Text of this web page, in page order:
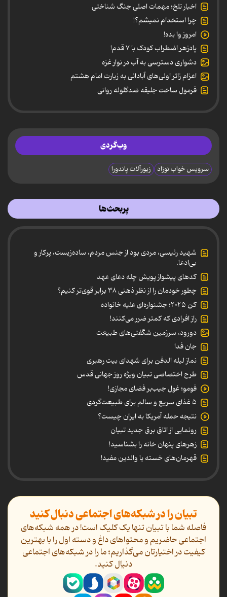
اخبار تلخ؛ مهمات اصلی جنگ شناختی
چرا استخدام نمیشم؟!
امروز وا بده!
پادزهر اضطراب کودک با ۷ قدم!
دشواری دسترسی به آب در نوار غزه
اعزام زائر اولی‌های آبادانی به زیارت امام هشتم
فرمول ساخت جلیقه ضدگلوله روانی
وب‌گردی
سرویس خواب نوزاد زیورآلات پاندورا
پربحث‌ها
شهید رئیسی، مردی بود از جنس مردم، ساده‌زیست، پرکار و
بی‌ادعا.
کدهای پیشواز پویش چله دعای عهد
چطور خودمان را از نظر ذهنی ۳۸ برابر قوی‌تر کنیم؟
کن ۲۰۲۵؛ جشنواره‌ای علیه خانواده
راز افرادی که کمتر ضرر می‌کنند!
دورود، سرزمین شگفتی‌های طبیعت
جان فدا
نماز لیله الدفن برای شهدای بیت رهبری
طرح اختصاصی تبیان ویژه روز جهانی قدس
فومو؛ غول جیب‌بر فضای مجازی!
۵ غذای سریع و سالم برای طبیعت‌گردی
نتیجه حمله آمریکا به ایران چیست؟
رونمایی از اتاق برق جدید تبیان
زهرهای پنهان خانه را بشناسید!
قهرمان‌های خسته یا والدین مفید!
تبیان را در شبکه‌های اجتماعی دنبال کنید
فاصله شما با تبیان تنها یک کلیک است! در همه شبکه‌های
اجتماعی حاضریم و محتواهای داغ و دسته اول را با بهترین
کیفیت در اختیارتان می‌گذاریم؛ ما را در شبکه‌های اجتماعی
دنیال کنید.